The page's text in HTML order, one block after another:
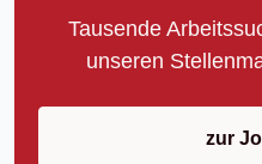
Tausende
unseren
zur